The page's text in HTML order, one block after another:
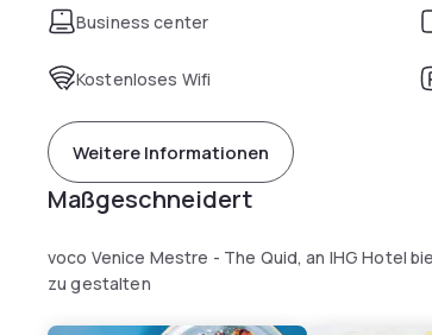
Business center
Kostenloses Wifi
Weitere Informationen
Maßgeschneidert
voco Venice Mestre - The Quid, an IHG Hotel
zu gestalten